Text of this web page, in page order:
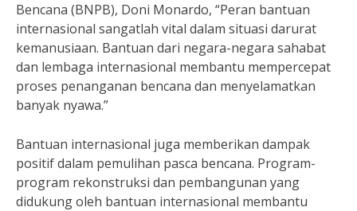
Bencana (BNPB), Doni Monardo, “Peran bantuan
internasional sangatlah vital dalam situasi darurat
kemanusiaan. Bantuan dari negara-negara sahabat
dan lembaga internasional membantu mempercepat
proses penanganan bencana dan menyelamatkan
banyak nyawa.”
Bantuan internasional juga memberikan dampak
positif dalam pemulihan pasca bencana. Program-
program rekonstruksi dan pembangunan yang
didukung oleh bantuan internasional membantu